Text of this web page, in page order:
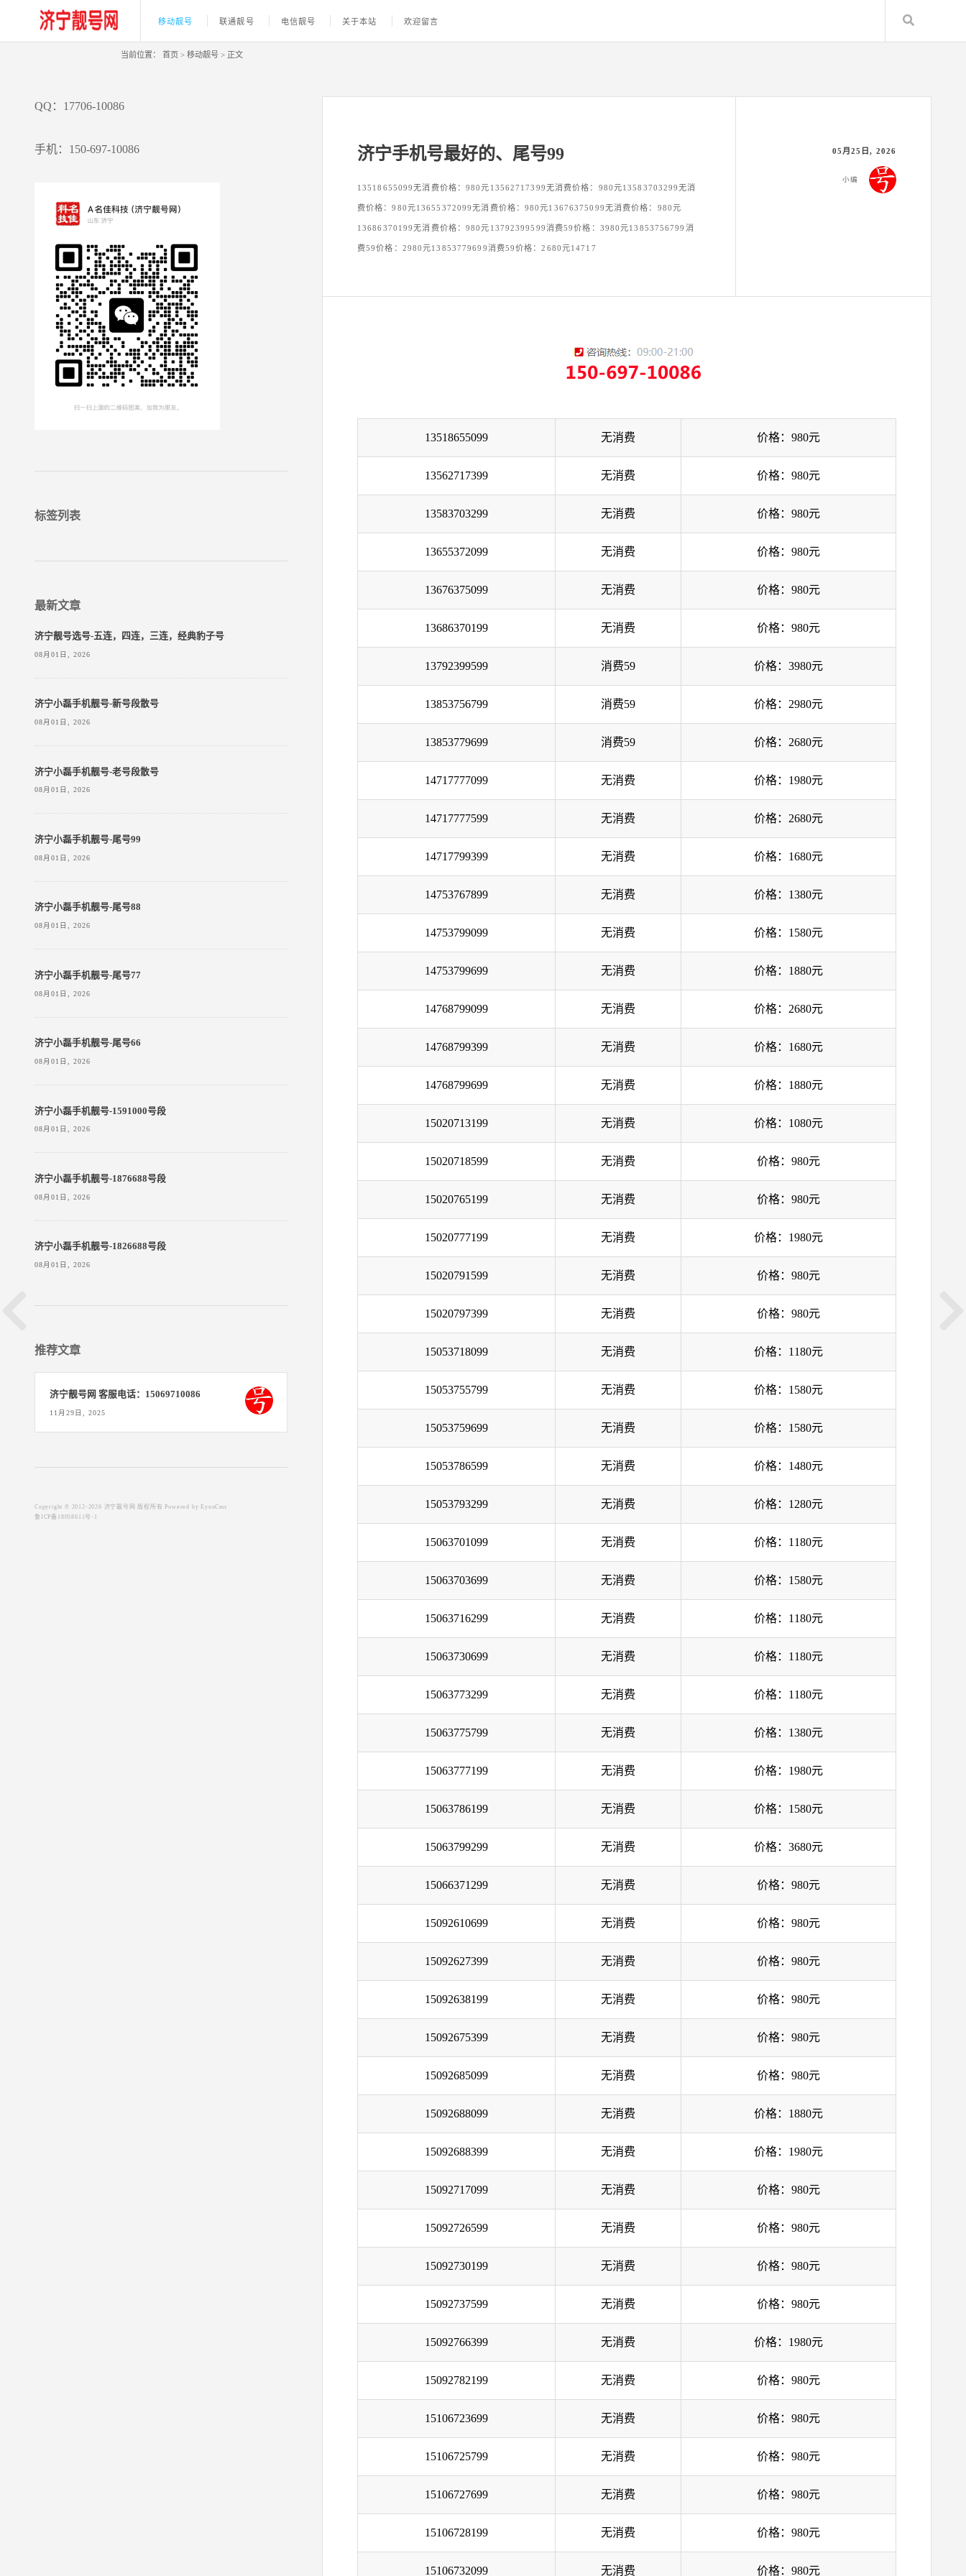
移动靓号 联通靓号 电信靓号 关于本站 欢迎留言
当前位置： 首页 > 移动靓号 > 正文
济宁手机号最好的、尾号99
13518655099无消费价格：980元13562717399无消费价格：980元13583703299无消
费价格：980元13655372099无消费价格：980元13676375099无消费价格：980元
13686370199无消费价格：980元13792399599消费59价格：3980元13853756799消
费59价格：2980元13853779699消费59价格：2680元14717
05月25日, 2026
小编
13518655099 无消费 价格：980元
13562717399 无消费 价格：980元
13583703299 无消费 价格：980元
13655372099 无消费 价格：980元
13676375099 无消费 价格：980元
13686370199 无消费 价格：980元
13792399599 消费59 价格：3980元
13853756799 消费59 价格：2980元
13853779699 消费59 价格：2680元
14717777099 无消费 价格：1980元
14717777599 无消费 价格：2680元
14717799399 无消费 价格：1680元
14753767899 无消费 价格：1380元
14753799099 无消费 价格：1580元
14753799699 无消费 价格：1880元
14768799099 无消费 价格：2680元
14768799399 无消费 价格：1680元
14768799699 无消费 价格：1880元
15020713199 无消费 价格：1080元
15020718599 无消费 价格：980元
15020765199 无消费 价格：980元
15020777199 无消费 价格：1980元
15020791599 无消费 价格：980元
15020797399 无消费 价格：980元
15053718099 无消费 价格：1180元
15053755799 无消费 价格：1580元
15053759699 无消费 价格：1580元
15053786599 无消费 价格：1480元
15053793299 无消费 价格：1280元
15063701099 无消费 价格：1180元
15063703699 无消费 价格：1580元
15063716299 无消费 价格：1180元
15063730699 无消费 价格：1180元
15063773299 无消费 价格：1180元
15063775799 无消费 价格：1380元
15063777199 无消费 价格：1980元
15063786199 无消费 价格：1580元
15063799299 无消费 价格：3680元
15066371299 无消费 价格：980元
15092610699 无消费 价格：980元
15092627399 无消费 价格：980元
15092638199 无消费 价格：980元
15092675399 无消费 价格：980元
15092685099 无消费 价格：980元
15092688099 无消费 价格：1880元
15092688399 无消费 价格：1980元
15092717099 无消费 价格：980元
15092726599 无消费 价格：980元
15092730199 无消费 价格：980元
15092737599 无消费 价格：980元
15092766399 无消费 价格：1980元
15092782199 无消费 价格：980元
15106723699 无消费 价格：980元
15106725799 无消费 价格：980元
15106727699 无消费 价格：980元
15106728199 无消费 价格：980元
15106732099 无消费 价格：980元
QQ：17706-10086
手机：150-697-10086
标签列表
最新文章
济宁靓号选号-五连，四连，三连，经典豹子号
08月01日, 2026
济宁小磊手机靓号-新号段散号
08月01日, 2026
济宁小磊手机靓号-老号段散号
08月01日, 2026
济宁小磊手机靓号-尾号99
08月01日, 2026
济宁小磊手机靓号-尾号88
08月01日, 2026
济宁小磊手机靓号-尾号77
08月01日, 2026
济宁小磊手机靓号-尾号66
08月01日, 2026
济宁小磊手机靓号-1591000号段
08月01日, 2026
济宁小磊手机靓号-1876688号段
08月01日, 2026
济宁小磊手机靓号-1826688号段
08月01日, 2026
推荐文章
济宁靓号网 客服电话：15069710086
11月29日, 2025
Copyright © 2012-2026 济宁靓号网 版权所有
Powered by EyouCms
鲁ICP备18058611号-1